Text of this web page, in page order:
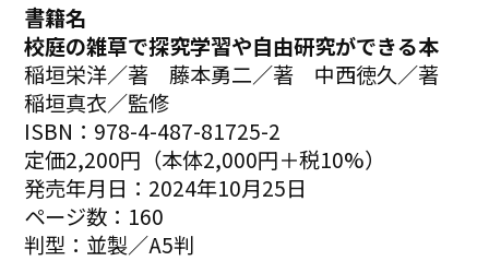
書籍名
校庭の雑草で探究学習や自由研究ができる本
稲垣栄洋／著 藤本勇二／著 中西徳久／著
稲垣真衣／監修
ISBN：978-4-487-81725-2
定価2,200円（本体2,000円＋税10%）
発売年月日：2024年10月25日
ページ数：160
判型：並製／A5判